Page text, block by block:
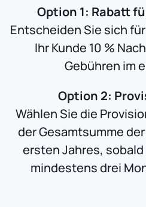
Option 1: Rabatt
Entscheiden Sie sich
Ihr Kunde 10 %
Gebühren im
Option 2:
Wählen Sie die
der Gesamtsumme
ersten Jahres, sobald
mindestens drei